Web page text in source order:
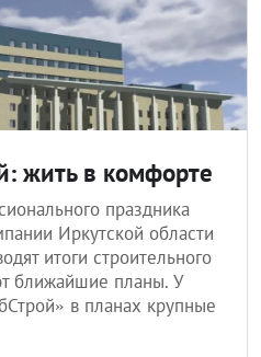
жить в комфорте
праздника
Иркутской области
итоги строительного
ближайшие планы. У
в планах крупные